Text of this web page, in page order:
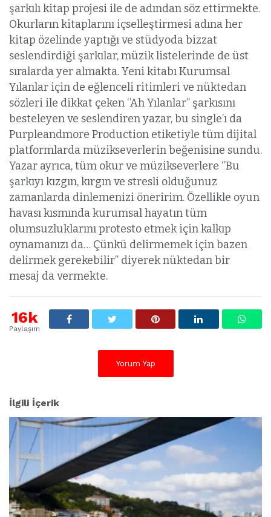
şarkılı kitap projesi ile de adından söz ettirmekte.
Okurların kitaplarını içselleştirmesi adına her
kitap özelinde yaptığı ve stüdyoda bizzat
seslendirdiği şarkılar, müzik listelerinde de üst
sıralarda yer almakta. Yeni kitabı Kurumsal
Yılanlar için de eğlenceli ritimleri ve nüktedan
sözleri ile dikkat çeken ‘’Ah Yılanlar’’ şarkısını
besteleyen ve seslendiren yazar, bu single’ı da
Purpleandmore Production etiketiyle tüm dijital
platformlarda müzikseverlerin beğenisine sundu.
Yazar ayrıca, tüm okur ve müzikseverlere ‘’Bu
şarkıyı kızgın, kırgın ve stresli olduğunuz
zamanlarda dinlemenizi öneririm. Özellikle oyun
havası kısmında kurumsal hayatın tüm
olumsuzluklarını protesto etmek için kalkıp
oynamanızı da… Çünkü delirmemek için bazen
delirmek gerekebilir’’ diyerek nüktedan bir
mesaj da vermekte.
16k
Paylaşım
Yorum Yap
İlgili İçerik